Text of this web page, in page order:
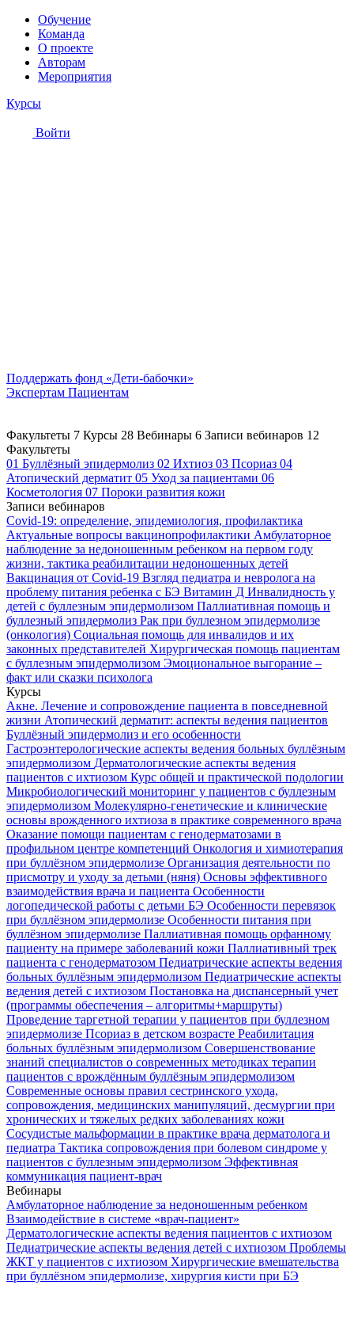
Обучение
Команда
О проекте
Авторам
Мероприятия
Курсы
Войти
Поддержать фонд «Дети-бабочки»
Экспертам Пациентам
Факультеты 7 Курсы 28 Вебинары 6 Записи вебинаров 12
Факультеты
01 Буллёзный эпидермолиз 02 Ихтиоз 03 Псориаз 04
Атопический дерматит 05 Уход за пациентами 06
Косметология 07 Пороки развития кожи
Записи вебинаров
Covid-19: определение, эпидемиология, профилактика
Актуальные вопросы вакцинопрофилактики Амбулаторное
наблюдение за недоношенным ребенком на первом году
жизни, тактика реабилитации недоношенных детей
Вакцинация от Covid-19 Взгляд педиатра и невролога на
проблему питания ребенка с БЭ Витамин Д Инвалидность у
детей с буллезным эпидермолизом Паллиативная помощь и
буллезный эпидермолиз Рак при буллезном эпидермолизе
(онкология) Социальная помощь для инвалидов и их
законных представителей Хирургическая помощь пациентам
с буллезным эпидермолизом Эмоциональное выгорание –
факт или сказки психолога
Курсы
Акне. Лечение и сопровождение пациента в повседневной
жизни Атопический дерматит: аспекты ведения пациентов
Буллёзный эпидермолиз и его особенности
Гастроэнтерологические аспекты ведения больных буллёзным
эпидермолизом Дерматологические аспекты ведения
пациентов с ихтиозом Курс общей и практической подологии
Микробиологический мониторинг у пациентов с буллезным
эпидермолизом Молекулярно-генетические и клинические
основы врожденного ихтиоза в практике современного врача
Оказание помощи пациентам с генодерматозами в
профильном центре компетенций Онкология и химиотерапия
при буллёзном эпидермолизе Организация деятельности по
присмотру и уходу за детьми (няня) Основы эффективного
взаимодействия врача и пациента Особенности
логопедической работы с детьми БЭ Особенности перевязок
при буллёзном эпидермолизе Особенности питания при
буллёзном эпидермолизе Паллиативная помощь орфанному
пациенту на примере заболеваний кожи Паллиативный трек
пациента с генодерматозом Педиатрические аспекты ведения
больных буллёзным эпидермолизом Педиатрические аспекты
ведения детей с ихтиозом Постановка на диспансерный учет
(программы обеспечения – алгоритмы+маршруты)
Проведение таргетной терапии у пациентов при буллезном
эпидермолизе Псориаз в детском возрасте Реабилитация
больных буллёзным эпидермолизом Совершенствование
знаний специалистов о современных методиках терапии
пациентов с врождённым буллёзным эпидермолизом
Современные основы правил сестринского ухода,
сопровождения, медицинских манипуляций, десмургии при
хронических и тяжелых редких заболеваниях кожи
Сосудистые мальформации в практике врача дерматолога и
педиатра Тактика сопровождения при болевом синдроме у
пациентов с буллезным эпидермолизом Эффективная
коммуникация пациент-врач
Вебинары
Амбулаторное наблюдение за недоношенным ребенком
Взаимодействие в системе «врач-пациент»
Дерматологические аспекты ведения пациентов с ихтиозом
Педиатрические аспекты ведения детей с ихтиозом Проблемы
ЖКТ у пациентов с ихтиозом Хирургические вмешательства
при буллёзном эпидермолизе, хирургия кисти при БЭ